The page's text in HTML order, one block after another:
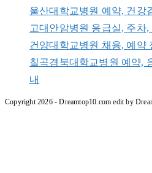
울산대학교병원 예약, 건강
고대안암병원 응급실, 주차,
건양대학교병원 채용, 예약
칠곡경북대학교병원 예약,
내
Copyright 2026 - Dreamtop10.com edit by